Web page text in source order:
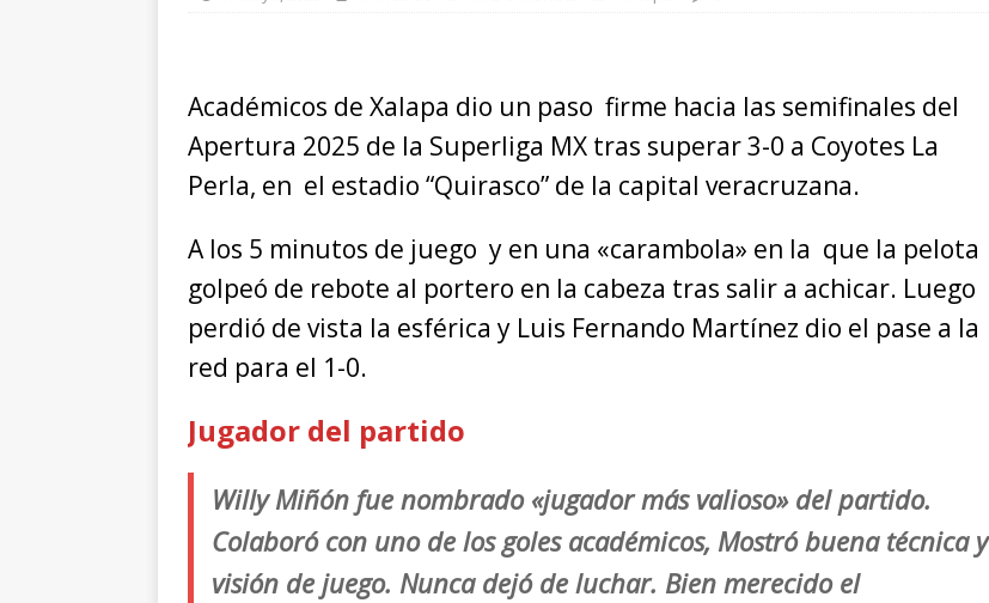
Académicos de Xalapa dio un paso firme hacia las semifinales del
Apertura 2025 de la Superliga MX tras superar 3-0 a Coyotes La
Perla, en el estadio “Quirasco” de la capital veracruzana.
A los 5 minutos de juego y en una «carambola» en la que la pelota
golpeó de rebote al portero en la cabeza tras salir a achicar. Luego
perdió de vista la esférica y Luis Fernando Martínez dio el pase a la
red para el 1-0.
Jugador del partido
Willy Miñón fue nombrado «jugador más valioso» del partido.
Colaboró con uno de los goles académicos, Mostró buena técnica y
visión de juego. Nunca dejó de luchar. Bien merecido el